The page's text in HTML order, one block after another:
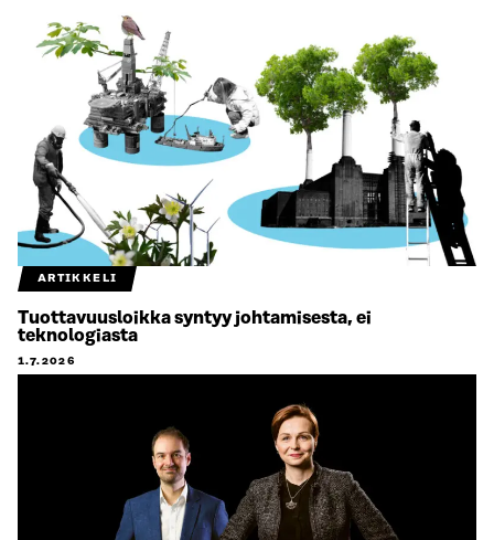
ARTIKKELI
Tuottavuusloikka syntyy johtamisesta, ei
teknologiasta
1.7.2026